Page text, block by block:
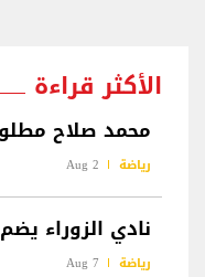
الأكثر قراءة
محمد صلاح
رياضة 2 Aug
نادي الزوراء
رياضة 7 Aug